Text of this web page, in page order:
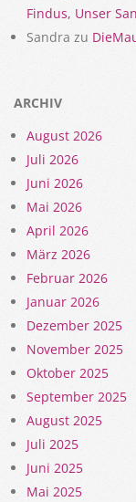
Findus, Unser
Sandra zu
ARCHIV
August 2026
Juli 2026
Juni 2026
Mai 2026
April 2026
März 2026
Februar 2026
Januar 2026
Dezember 2025
November 2025
Oktober 2025
September 2025
August 2025
Juli 2025
Juni 2025
Mai 2025